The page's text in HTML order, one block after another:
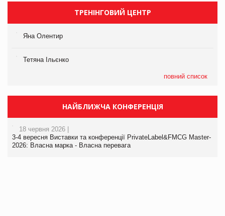
ТРЕНІНГОВИЙ ЦЕНТР
Яна Олентир
Тетяна Ільєнко
повний список
НАЙБЛИЖЧА КОНФЕРЕНЦІЯ
18 червня 2026 |
3-4 вересня Виставки та конференції PrivateLabel&FMCG Master-
2026: Власна марка - Власна перевага